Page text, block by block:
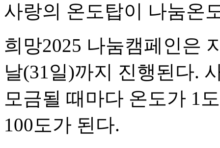
사랑의 온도탑이 나눔온
희망2025 나눔캠페인은
날(31일)까지 진행된다.
모금될 때마다 온도가 1
100도가 된다.